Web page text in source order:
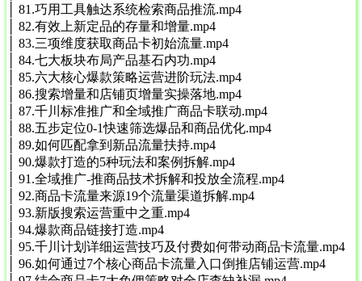
│ 81.巧用工具触达系统检索商品推流.mp4
│ 82.有效上新定品的存量和增量.mp4
│ 83.三项维度获取商品卡初始流量.mp4
│ 84.七大板块布局产品基石内功.mp4
│ 85.六大核心爆款策略运营进阶玩法.mp4
│ 86.搜索增量和店铺页增量实操落地.mp4
│ 87.千川标准推广和全域推广商品卡联动.mp4
│ 88.五步定位0-1快速筛选爆品和商品优化.mp4
│ 89.如何匹配拿到新品流量扶持.mp4
│ 90.爆款打造的5种玩法和案例拆解.mp4
│ 91.全域推广-推商品技术拆解和投放全流程.mp4
│ 92.商品卡流量来源19个流量渠道拆解.mp4
│ 93.新版搜索运营重中之重.mp4
│ 94.爆款商品链接打造.mp4
│ 95.千川计划详细运营技巧及付费如何带动商品卡流量.mp4
│ 96.如何通过7个核心商品卡流量入口倒推店铺运营.mp4